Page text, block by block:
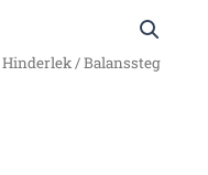
Hinderlek/ Balanssteg